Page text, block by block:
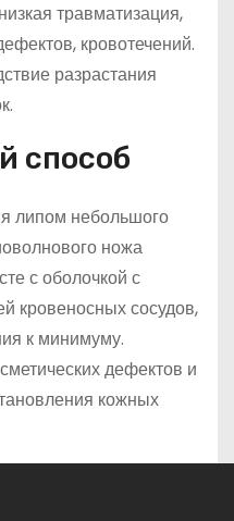
травматизация,
кровотечений.
разрастания
способ
липом небольшого
ножа
с оболочкой с
кровеносных сосудов,
к минимуму.
дефектов и
кожных